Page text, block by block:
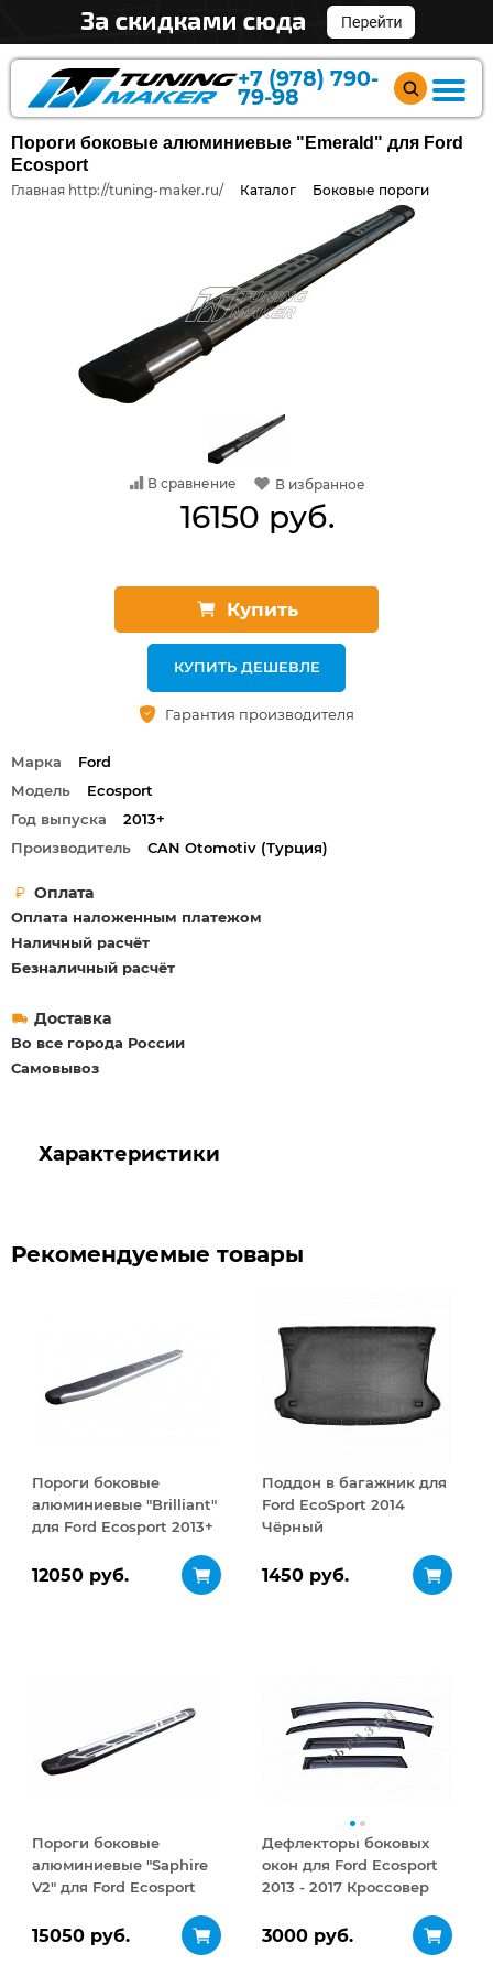
+7 (978) 790-
79-98
Пороги боковые алюминиевые "Emerald" для Ford
Ecosport
Главная http://tuning-maker.ru/ Каталог Боковые пороги
Марка
Ford
Модель
Ecosport
Год выпуска
2013+
Производитель
СAN Otomotiv (Турция)
Оплата
Оплата наложенным платежом
Наличный расчёт
Безналичный расчёт
Доставка
Во все города России
Самовывоз
В сравнение В избранное
16150 руб.
Купить
КУПИТЬ ДЕШЕВЛЕ
Гарантия производителя
Характеристики
Рекомендуемые товары
Пороги боковые
алюминиевые "Brilliant"
для Ford Ecosport 2013+
12050 руб.
Поддон в багажник для
Ford EcoSport 2014
Чёрный
1450 руб.
Пороги боковые
алюминиевые "Saphire
V2" для Ford Ecosport
15050 руб.
Дефлекторы боковых
окон для Ford Ecosport
2013 - 2017 Кроссовер
3000 руб.